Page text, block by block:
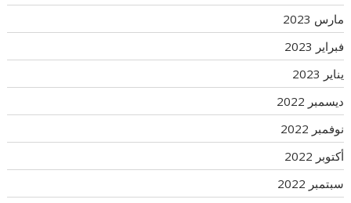
مارس 2023
فبراير 2023
يناير 2023
ديسمبر 2022
نوفمبر 2022
أكتوبر 2022
سبتمبر 2022